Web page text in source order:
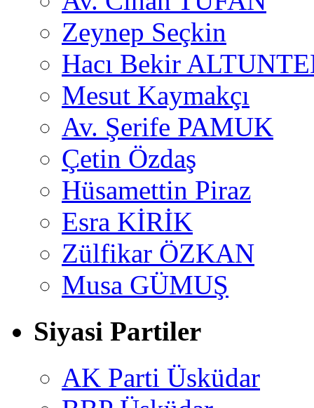
Zeynep Seçkin
Hacı Bekir
Mesut Kaymakçı
Av. Şerife PAMUK
Çetin Özdaş
Hüsamettin Piraz
Esra KİRİK
Zülfikar ÖZKAN
Musa GÜMUŞ
Siyasi Partiler
AK Parti Üsküdar